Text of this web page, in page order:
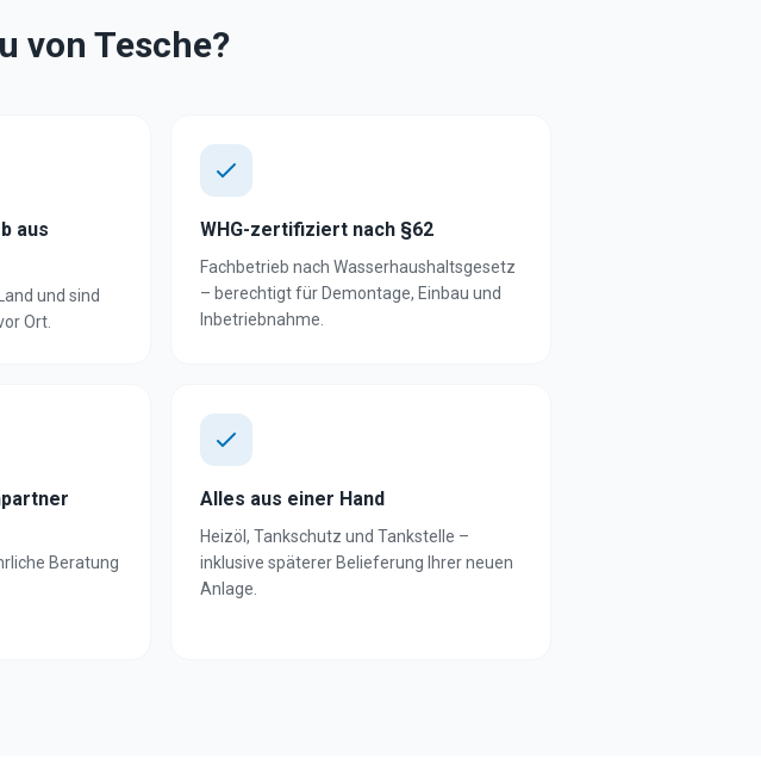
von Tesche?
aus
und sind
Ort.
WHG-zertifiziert nach §62
Fachbetrieb nach Wasserhaushaltsgesetz
– berechtigt für Demontage, Einbau und
Inbetriebnahme.
Beratung
Alles aus einer Hand
Heizöl, Tankschutz und Tankstelle –
inklusive späterer Belieferung Ihrer neuen
Anlage.